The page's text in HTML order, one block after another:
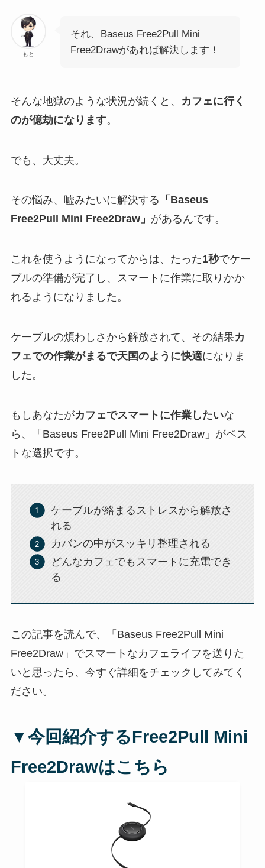
もと
それ、Baseus Free2Pull Mini
Free2Drawがあれば解決します！
そんな地獄のような状況が続くと、
カフェに行く
のが億劫になります。
でも、大丈夫。
その悩み、嘘みたいに解決する 「Baseus
Free2Pull Mini Free2Draw」 があるんです。
これを使うようになってからは、たった1秒でケー
ブルの準備が完了し、スマートに作業に取りかか
れるようになりました。
ケーブルの煩わしさから解放されて、その結果カ
フェでの作業がまるで天国のように快適になりま
した。
もしあなたがカフェでスマートに作業したいな
ら、「Baseus Free2Pull Mini Free2Draw」がベス
トな選択です。
ケーブルが絡まるストレスから解放さ
れる
カバンの中がスッキリ整理される
どんなカフェでもスマートに充電でき
る
この記事を読んで、「Baseus Free2Pull Mini
Free2Draw」でスマートなカフェライフを送りた
いと思ったら、今すぐ詳細をチェックしてみてく
ださい。
▼今回紹介するFree2Pull Mini
Free2Drawはこちら